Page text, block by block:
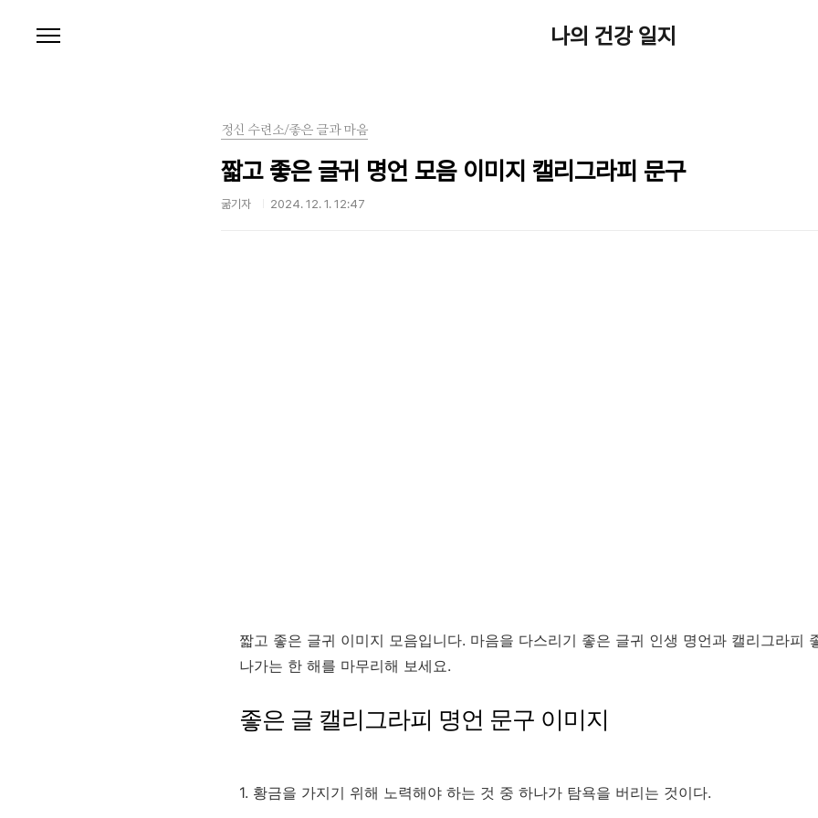
나의 건강 일지
정신 수련소/좋은 글과 마음
짧고 좋은 글귀 명언 모음 이미지 캘리그라피 문구
굶기자 2024. 12. 1. 12:47
짧고 좋은 글귀 이미지 모음입니다. 마음을 다스리기 좋은 글귀 인생 명언과 캘리그라피
나가는 한 해를 마무리해 보세요.
좋은 글 캘리그라피 명언 문구 이미지
1. 황금을 가지기 위해 노력해야 하는 것 중 하나가 탐욕을 버리는 것이다.